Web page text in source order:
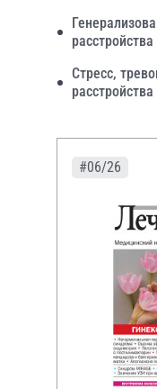
расстройства
Стресс,
расстройства
#06/26